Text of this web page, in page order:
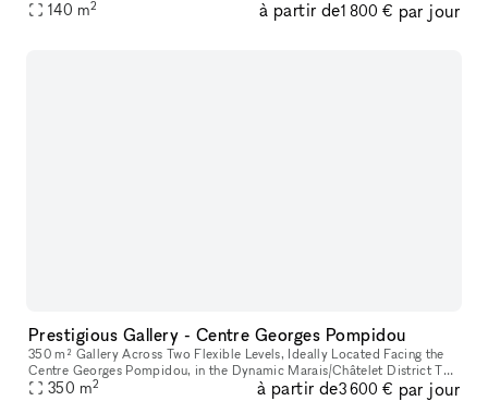
ce lieu est parfait pour des événements éphémères ou de
140 m2 à partir de1 800 € par jour
Prestigious Gallery - Centre Georges Pompidou
350 m² Gallery Across Two Flexible Levels, Ideally Located Facing the
Centre Georges Pompidou, in the Dynamic Marais/Châtelet District This
exceptional space offers a modern, versatile environment,
350 m2 à partir de3 600 € par jour